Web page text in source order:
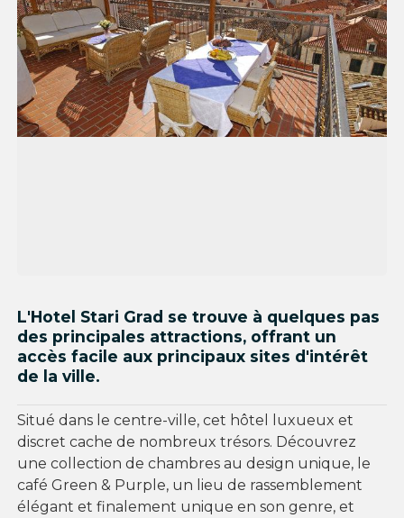
L'Hotel Stari Grad se trouve à quelques pas
des principales attractions, offrant un
accès facile aux principaux sites d'intérêt
de la ville.
Situé dans le centre-ville, cet hôtel luxueux et
discret cache de nombreux trésors. Découvrez
une collection de chambres au design unique, le
café Green & Purple, un lieu de rassemblement
élégant et finalement unique en son genre, et